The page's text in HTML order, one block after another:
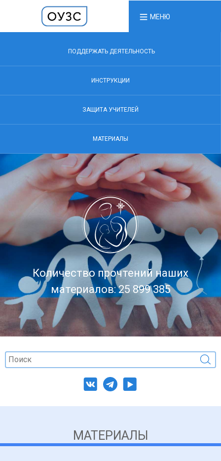
МЕНЮ
ПОДДЕРЖАТЬ ДЕЯТЕЛЬНОСТЬ
ИНСТРУКЦИИ
ЗАЩИТА УЧИТЕЛЕЙ
МАТЕРИАЛЫ
Количество прочтений наших
материалов: 25 899 385
МАТЕРИАЛЫ